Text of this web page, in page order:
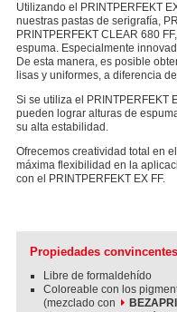
Utilizando el PRINTPERFEKT
nuestras pastas de serigrafía,
PRINTPERFEKT CLEAR 680
espuma. Especialmente
De esta manera, es posible
lisas y uniformes, a diferencia
Si se utiliza el PRINTPERFEKT
pueden lograr alturas de
su alta estabilidad.
Ofrecemos creatividad total en
máxima flexibilidad en la
con el PRINTPERFEKT EX FF.
Propiedades
Libre de formaldehído
Coloreable con los
(mezclado con